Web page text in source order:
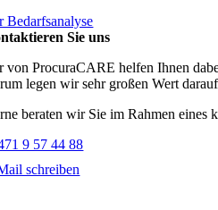
Bedarfsanalyse
Sie uns
von ProcuraCARE helfen Ihnen
legen wir sehr großen Wert
beraten wir Sie im Rahmen eines
9 57 44 88
schreiben